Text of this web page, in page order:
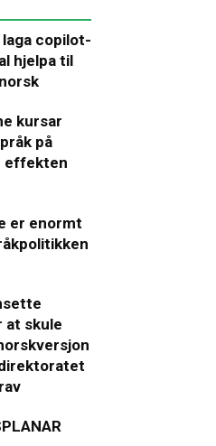
copilot-
hjelpa til
kursar
på
effekten
er enormt
skule